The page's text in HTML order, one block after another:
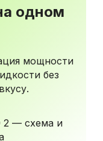
одном
мощности
без